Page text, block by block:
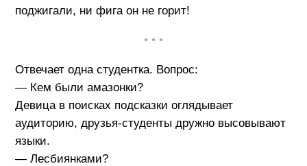
поджигали, ни фига он не горит!
• • •
Отвечает одна студентка. Вопрос:
— Кем были амазонки?
Девица в поисках подсказки оглядывает
аудиторию, друзья-студенты дружно высовывают
языки.
— Лесбиянками?